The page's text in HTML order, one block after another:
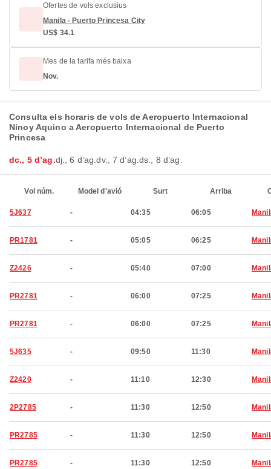
Ofertes de vols exclusius
Manila - Puerto Princesa City
US$ 34.1
Mes de la tarifa més baixa
Nov.
Consulta els horaris de vols de Aeropuerto Internacional
Ninoy Aquino a Aeropuerto Internacional de Puerto
Princesa
dc., 5 d’ag.dj., 6 d’ag.dv., 7 d’ag.ds., 8 d’ag.
Vol núm. Model d'avió Surt Arriba
5J637 - 04:35 06:05
PR1781 - 05:05 06:25
Z2426 - 05:40 07:00
PR2781 - 06:00 07:25
PR2781 - 06:00 07:25
5J635 - 09:50 11:30
Z2420 - 11:10 12:30
2P2785 - 11:30 12:50
PR2785 - 11:30 12:50
PR2785 - 11:30 12:50